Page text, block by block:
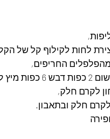
לחות לקילוף קל של
החריפים,
לקרם חלק,